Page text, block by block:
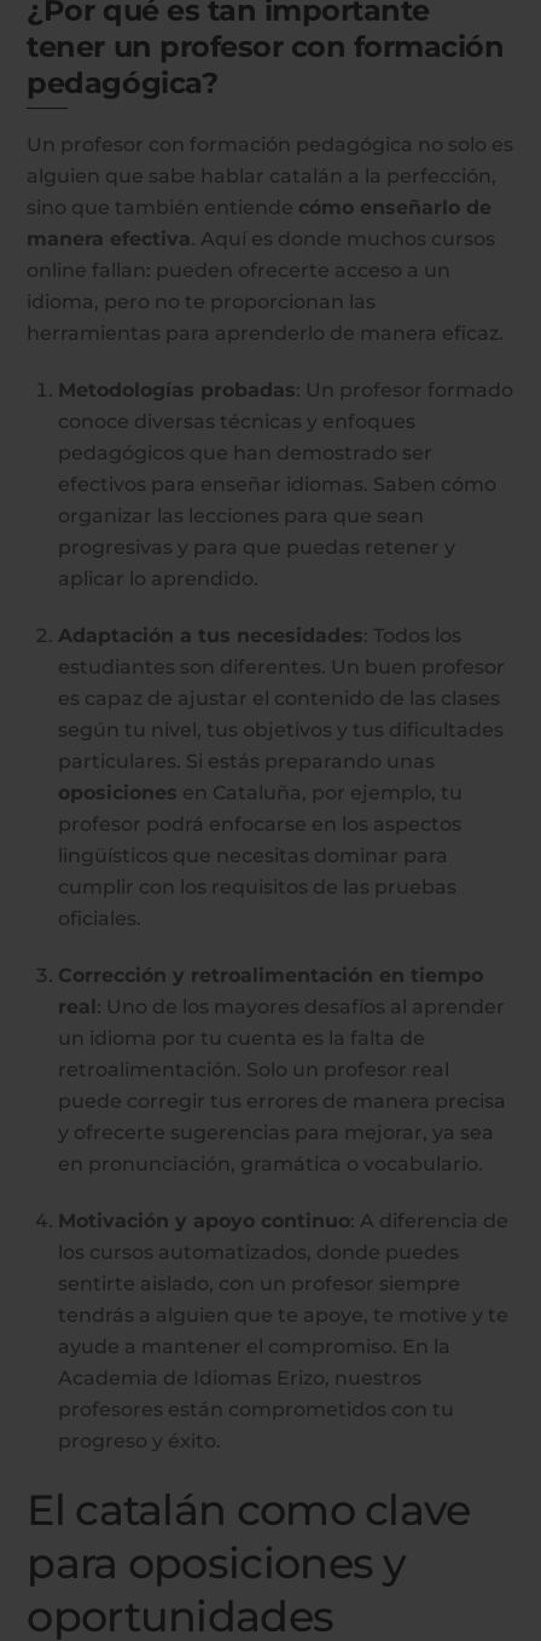
¿Por qué es tan importante
tener un profesor con formación
pedagógica?
Un profesor con formación pedagógica no solo es
alguien que sabe hablar catalán a la perfección,
sino que también entiende cómo enseñarlo de
manera efectiva. Aquí es donde muchos cursos
online fallan: pueden ofrecerte acceso a un
idioma, pero no te proporcionan las
herramientas para aprenderlo de manera eficaz.
Metodologías probadas: Un profesor formado
conoce diversas técnicas y enfoques
pedagógicos que han demostrado ser
efectivos para enseñar idiomas. Saben cómo
organizar las lecciones para que sean
progresivas y para que puedas retener y
aplicar lo aprendido.
Adaptación a tus necesidades: Todos los
estudiantes son diferentes. Un buen profesor
es capaz de ajustar el contenido de las clases
según tu nivel, tus objetivos y tus dificultades
particulares. Si estás preparando unas
oposiciones en Cataluña, por ejemplo, tu
profesor podrá enfocarse en los aspectos
lingüísticos que necesitas dominar para
cumplir con los requisitos de las pruebas
oficiales.
Corrección y retroalimentación en tiempo
real: Uno de los mayores desafíos al aprender
un idioma por tu cuenta es la falta de
retroalimentación. Solo un profesor real
puede corregir tus errores de manera precisa
y ofrecerte sugerencias para mejorar, ya sea
en pronunciación, gramática o vocabulario.
Motivación y apoyo continuo: A diferencia de
los cursos automatizados, donde puedes
sentirte aislado, con un profesor siempre
tendrás a alguien que te apoye, te motive y te
ayude a mantener el compromiso. En la
Academia de Idiomas Erizo, nuestros
profesores están comprometidos con tu
progreso y éxito.
El catalán como clave
para oposiciones y
oportunidades